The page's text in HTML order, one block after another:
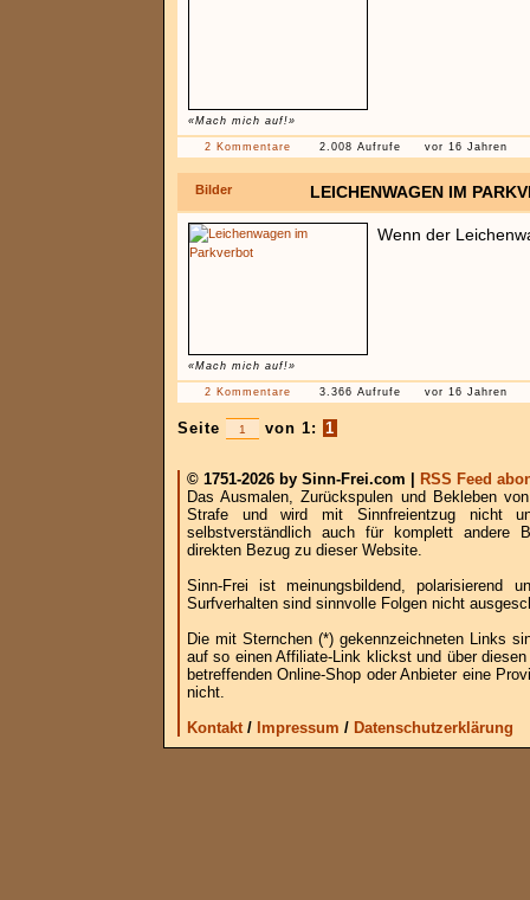
«Mach mich auf!»
2 Kommentare 2.008 Aufrufe vor 16 Jahren
Bilder LEICHENWAGEN IM
«Mach mich auf!»
Wenn der
2 Kommentare 3.366 Aufrufe vor 16 Jahren
Seite von 1: 1
© 1751-2026 by Sinn-Frei.com |
RSS Feed
Das Ausmalen, Zurückspulen und Bekleben
Strafe und wird mit Sinnfreientzug nicht
selbstverständlich auch für komplett andere
direkten Bezug zu dieser Website.
Sinn-Frei ist meinungsbildend, polarisierend
Surfverhalten sind sinnvolle Folgen nicht
Die mit Sternchen (*) gekennzeichneten Links
auf so einen Affiliate-Link klickst und über
betreffenden Online-Shop oder Anbieter eine
nicht.
Kontakt/ Impressum / Datenschutzerklärung